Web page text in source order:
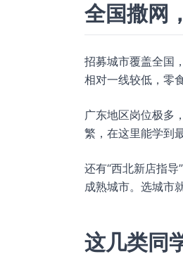
全国撒网
招募城市覆盖全国
相对一线较低，零
广东地区岗位极多
繁，在这里能学到
还有“西北新店指
成熟城市。选城市
这几类同